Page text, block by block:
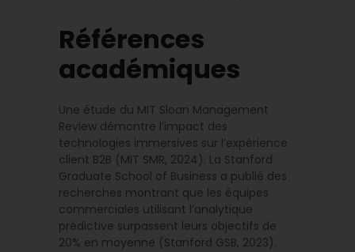
Références
académiques
Une étude du MIT Sloan Management
Review démontre l’impact des
technologies immersives sur l’expérience
client B2B (MIT SMR, 2024). La Stanford
Graduate School of Business a publié des
recherches montrant que les équipes
commerciales utilisant l’analytique
prédictive surpassent leurs objectifs de
20% en moyenne (Stanford GSB, 2023).